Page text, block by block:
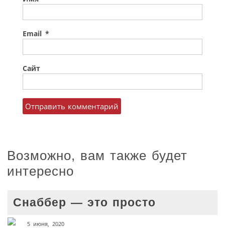
Email *
Сайт
Возможно, вам также будет
интересно
Снаббер — это просто
5 июня, 2020